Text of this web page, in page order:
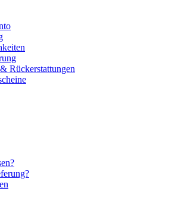
Rückerstattungen